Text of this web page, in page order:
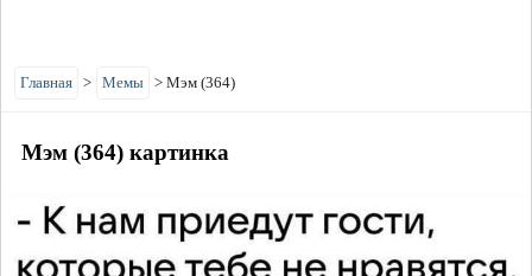
Главная > Мемы > Мэм (364)
Мэм (364) картинка